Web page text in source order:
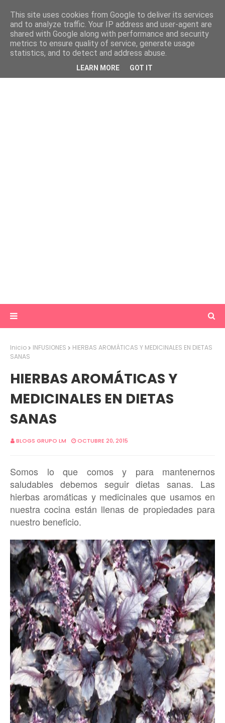
Inicio INFUSIONES
HIERBAS AROMÁTICAS Y MEDICINALES EN DIETAS
SANAS
HIERBAS AROMÁTICAS Y
MEDICINALES EN DIETAS
SANAS
BLOGS GRUPO LM OCTUBRE 20, 2015
Somos lo que comos y para mantenernos
saludables debemos seguir dietas sanas. Las
hierbas aromáticas y medicinales que usamos en
nuestra cocina están llenas de propiedades para
nuestro beneficio.
This site uses cookies from Google to deliver its services
and to analyze traffic. Your IP address and user-agent are
shared with Google along with performance and security
metrics to ensure quality of service, generate usage
statistics, and to detect and address abuse.
LEARN MORE GOT IT